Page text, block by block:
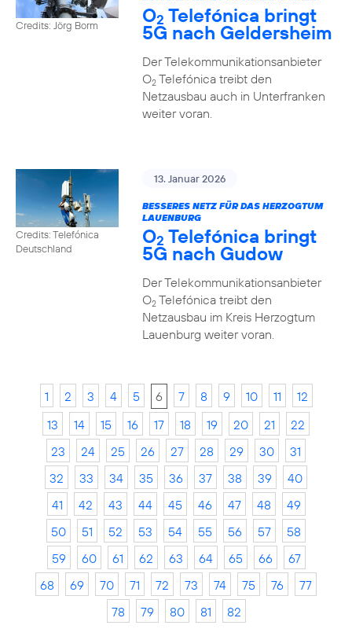
Credits: Jörg Borm O2 Telefónica bringt
5G nach Geldersheim
Der Telekommunikationsanbieter
O2Telefónica treibt den
Netzausbau auch in Unterfranken
weiter voran.
Credits: Telefónica
Deutschland
13. Januar 2026
BESSERES NETZ FÜR DAS HERZOGTUM
LAUENBURG
O2 Telefónica bringt
5G nach Gudow
Der Telekommunikationsanbieter
O2Telefónica treibt den
Netzausbau im Kreis Herzogtum
Lauenburg weiter voran.
1 2 3 4 5 6 7 8 9 10 11
12
13
14 15 16 17 18 19 20 21
22
23
24 25 26 27 28 29 30
31
32
33 34 35 36 37 38 39
40
41
42 43 44 45 46 47 48
49
50
51 52 53 54 55 56 57
58
59
60 61 62 63 64 65 66
67
68
69 70 71 72 73 74 75 76
77
78
79 80 81 82